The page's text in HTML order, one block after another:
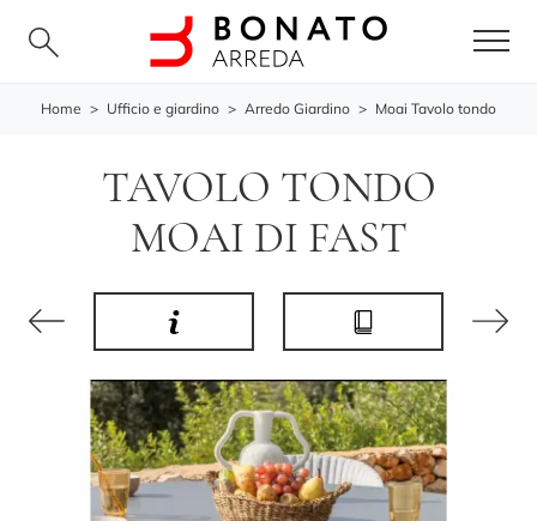
Home > Ufficio e giardino > Arredo Giardino > Moai Tavolo tondo
TAVOLO TONDO
MOAI DI FAST